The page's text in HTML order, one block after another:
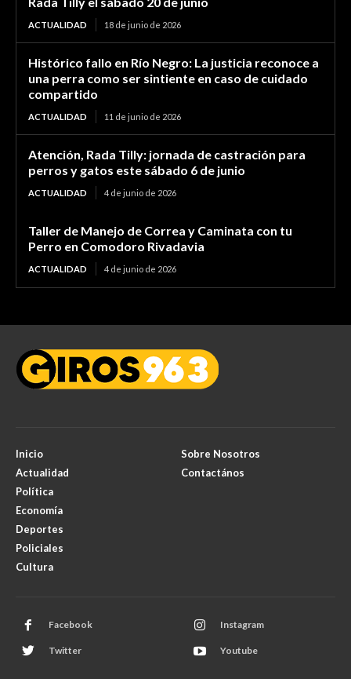
ACTUALIDAD 18 de junio de 2026
Histórico fallo en Río Negro: La justicia reconoce a
una perra como ser sintiente en caso de cuidado
compartido
ACTUALIDAD 11 de junio de 2026
Atención, Rada Tilly: jornada de castración para
perros y gatos este sábado 6 de junio
ACTUALIDAD 4 de junio de 2026
Taller de Manejo de Correa y Caminata con tu
Perro en Comodoro Rivadavia
ACTUALIDAD 4 de junio de 2026
Inicio
Actualidad
Política
Economía
Deportes
Policiales
Cultura
Sobre Nosotros
Contactános
Facebook Instagram
Twitter Youtube